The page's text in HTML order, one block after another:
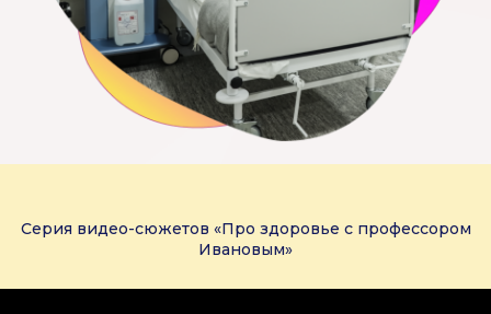
Серия видео-сюжетов «Про здоровье с профессором
Ивановым»